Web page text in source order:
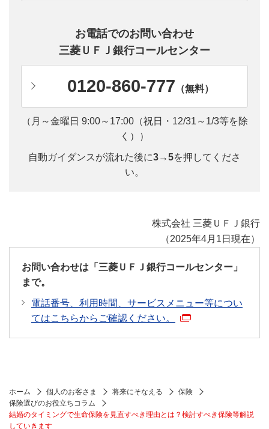
お電話でのお問い合わせ
三菱ＵＦＪ銀行コールセンター
0120-860-777 （無料）
（月～金曜日 9:00～17:00（祝日・12/31～1/3等を除
く））
自動ガイダンスが流れた後に3→5を押してくださ
い。
株式会社 三菱ＵＦＪ銀行
（2025年4月1日現在）
お問い合わせは「三菱ＵＦＪ銀行コールセンター」
まで。
電話番号、利用時間、サービスメニュー等につい
てはこちらからご確認ください。
ホーム 個人のお客さま 将来にそなえる
保険
保険選びのお役立ちコラム
結婚のタイミングで生命保険を見直すべき理由とは？検討すべき保険等解説
していきます